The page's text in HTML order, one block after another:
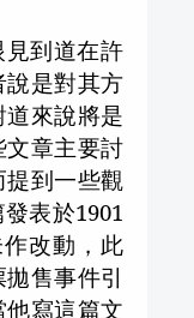
到道在許
是對其方
來說將是
章主要討
到一些觀
表於1901
改動，此
售事件引
寫這篇文